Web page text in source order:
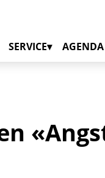
SERVICE AGENDA